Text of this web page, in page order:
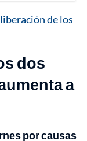
de los
dos
a
por causas